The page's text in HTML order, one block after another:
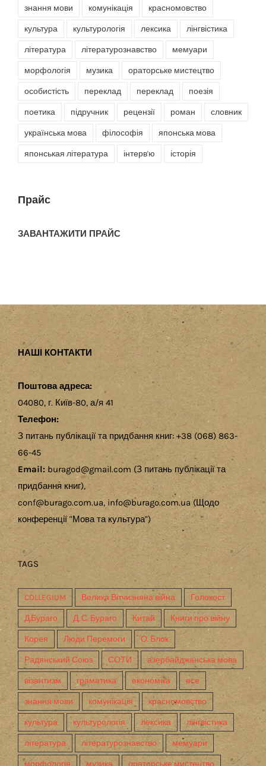
знання мови комунікація красномовство
культура культурологія лексика лінгвістика
література літературознавство мемуари
морфологія музика ораторське мистецтво
особистість переклад переклад поезія
поетика підручник рецензії роман словник
українська мова філософія японська мова
японськая література інтерв'ю історія
Прайс
ЗАВАНТАЖИТИ ПРАЙС
НАШІ КОНТАКТИ
Поштова адреса:
04080, г. Київ-80, а/я 41
Телефон:
З питань публікації та придбання книг: +38 (068) 863-
66-45
Email: buragod@gmail.com (З питань публікації та
придбання книг),
conf@burago.com.ua, info@burago.com.ua (Щодо
конференції "Мова та культура")
TAGS
COLLEGIUM Велика Вітчизняна війна Голокост
Д.Бураго Д. С. Бураго Китай Книги про війну
Корея Люди Перемоги О. Блок
Радянський Союз СОТИ азербайджанська мова
візантизм граматика економіка есе
знання мови комунікація красномовство
культура культурологія лексика лінгвістика
література літературознавство мемуари
морфологія музика ораторське мистецтво